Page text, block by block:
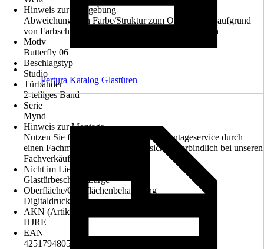
Hinweis zur Farbgebung
Abweichungen in Farbe/Struktur zum Original sind aufgrund
von Farbschwankungen bei der Darstellung möglich
Motiv
Butterfly 06
Beschlagstyp
Studio
Türbänder
2-teiliges Band
Serie
Mynd
Hinweis zur Montage
Nutzen Sie für die Montage unseren Montageservice durch
einen Fachmann. Informieren Sie sich unverbindlich bei unseren
Fachverkäufern im Markt.
Nicht im Lieferumfang enthalten
Glastürbeschlag, Zarge
Oberfläche/Oberflächenbehandlung
Digitaldruck
AKN (Artikelkurznummer)
HJRE
EAN
4251794805296, 4260441955291
Pertura Katalog Glastüren